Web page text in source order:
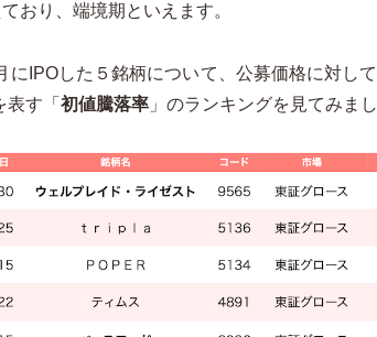
おり、端境期といえます。
にIPOした５銘柄について、公募価格に対し
す「 初値騰落率」のランキングを見てみまし